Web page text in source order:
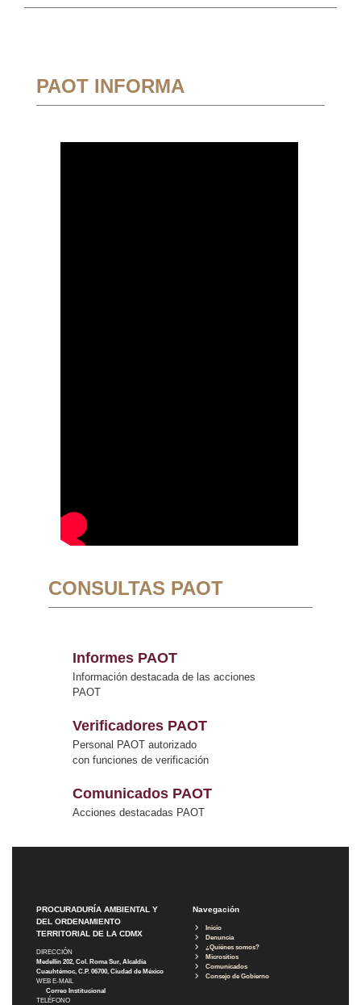
PAOT INFORMA
CONSULTAS PAOT
Informes PAOT
Información destacada de las acciones
PAOT
Verificadores PAOT
Personal PAOT autorizado
con funciones de verificación
Comunicados PAOT
Acciones destacadas PAOT
PROCURADURÍA AMBIENTAL Y
DEL ORDENAMIENTO
TERRITORIAL DE LA CDMX
DIRECCIÓN
Medellín 202, Col. Roma Sur, Alcaldía
Cuauhtémoc, C.P. 06700, Ciudad de México
WEB E-MAIL
Correo Institucional
TELÉFONO
Navegación
Inicio
Denuncia
¿Quiénes somos?
Micrositios
Comunicados
Consejo de Gobierno